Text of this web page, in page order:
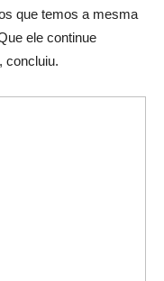
que temos a mesma
ele continue
concluiu.